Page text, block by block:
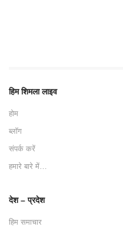
हिम शिमला लाइव
होम
ब्लॉग
संपर्क करें
हमारे बारे में…
देश – प्रदेश
हिम समाचार